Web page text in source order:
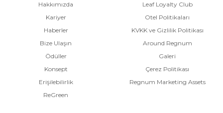
Hakkımızda
Kariyer
Haberler
Bize Ulaşın
Ödüller
Konsept
Erişilebilirlik
ReGreen
Leaf Loyalty Club
Otel Politikaları
KVKK ve Gizlilik Politikası
Around Regnum
Galeri
Çerez Politikası
Regnum Marketing Assets